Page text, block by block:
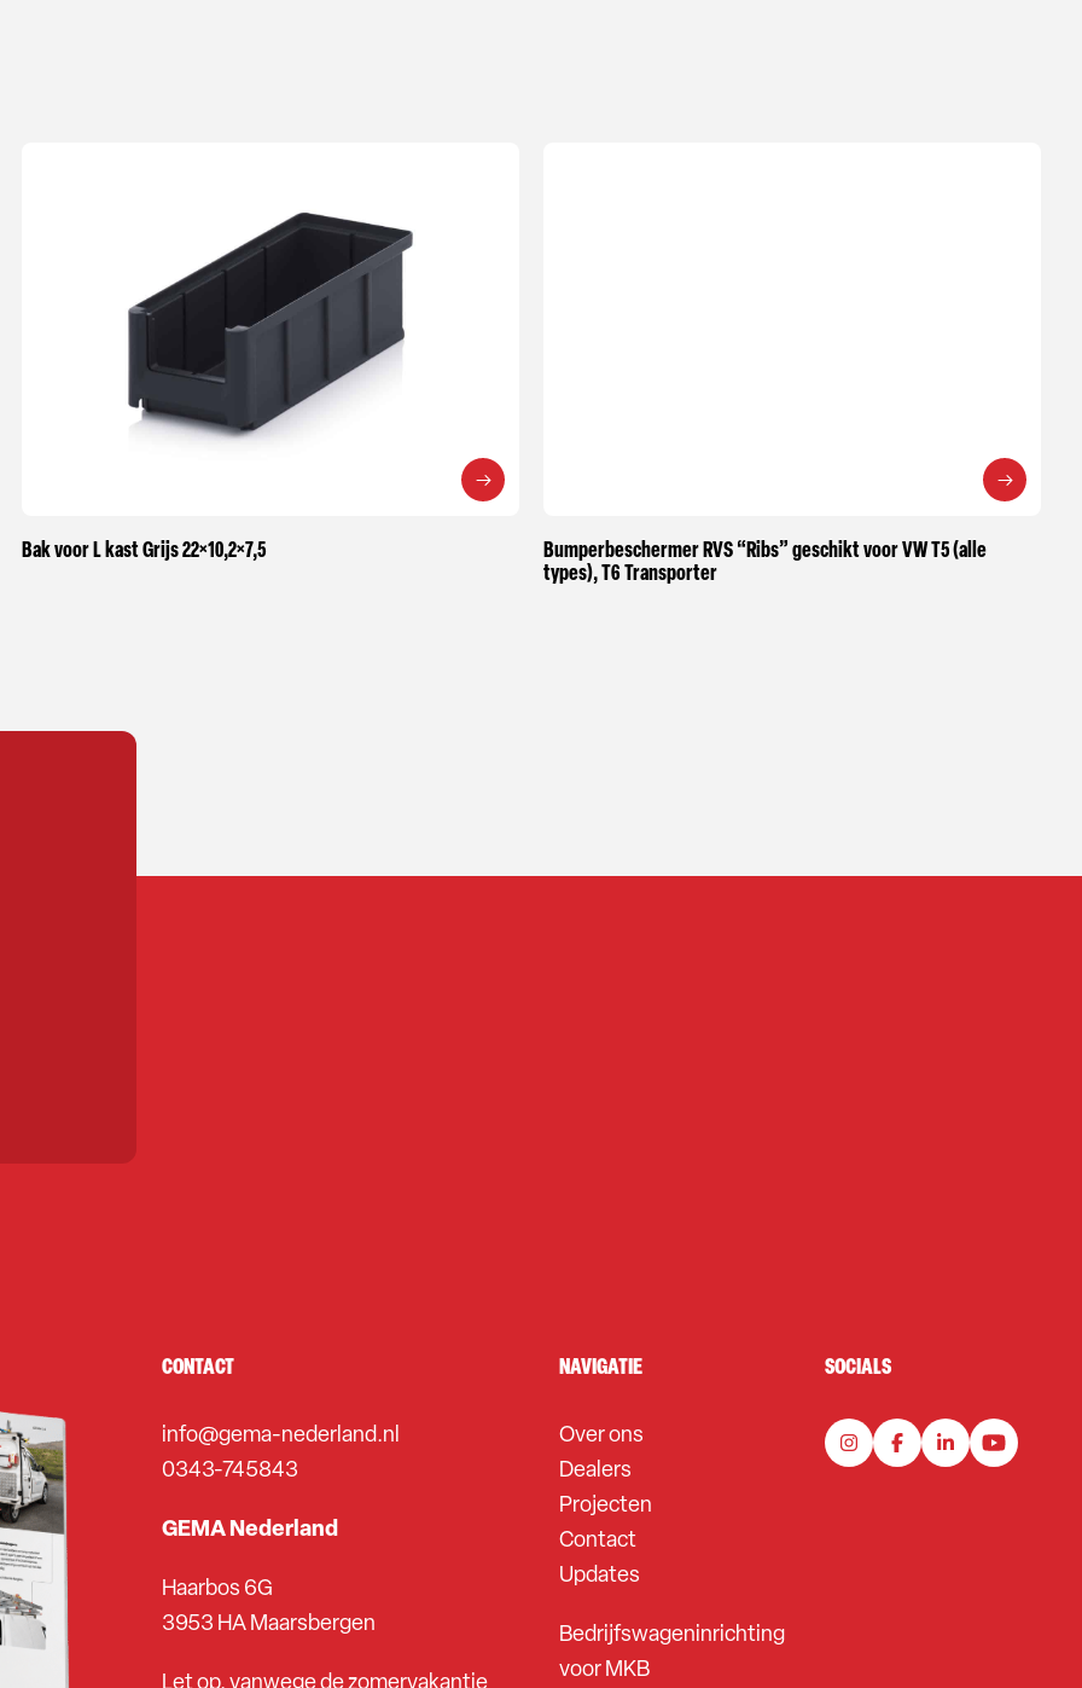
Bak voor L kast Grijs 22×10,2×7,5
Bumperbeschermer RVS “Ribs” geschikt voor VW T5 (alle
types), T6 Transporter
CONTACT
info@gema-nederland.nl
0343-745843
GEMA Nederland
Haarbos 6G
3953 HA Maarsbergen
NAVIGATIE
Over ons
Dealers
Projecten
Contact
Updates
Bedrijfswageninrichting
voor MKB
SOCIALS